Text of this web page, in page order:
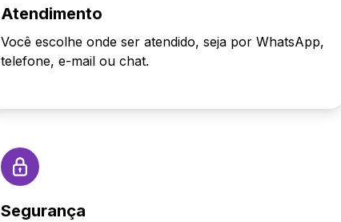
Atendimento
Você escolhe onde ser atendido, seja por WhatsApp,
telefone, e-mail ou chat.
Segurança